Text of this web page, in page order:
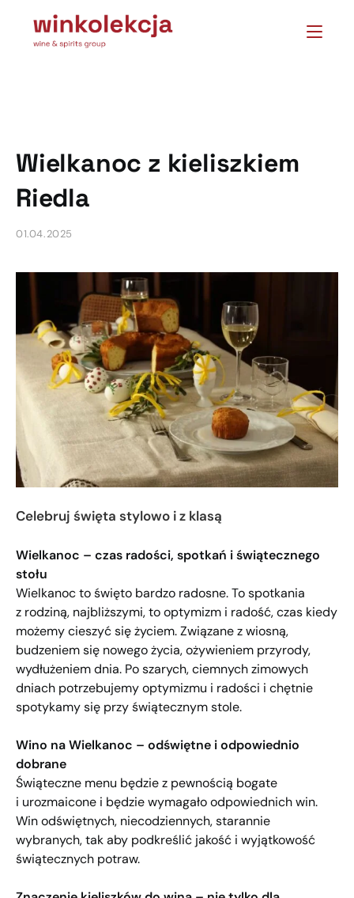
Wielkanoc z kieliszkiem
Riedla
01.04.2025
Celebruj święta stylowo i z klasą
Wielkanoc – czas radości, spotkań i świątecznego
stołu
Wielkanoc to święto bardzo radosne. To spotkania
z rodziną, najbliższymi, to optymizm i radość, czas kiedy
możemy cieszyć się życiem. Związane z wiosną,
budzeniem się nowego życia, ożywieniem przyrody,
wydłużeniem dnia. Po szarych, ciemnych zimowych
dniach potrzebujemy optymizmu i radości i chętnie
spotykamy się przy świątecznym stole.
Wino na Wielkanoc – odświętne i odpowiednio
dobrane
Świąteczne menu będzie z pewnością bogate
i urozmaicone i będzie wymagało odpowiednich win.
Win odświętnych, niecodziennych, starannie
wybranych, tak aby podkreślić jakość i wyjątkowość
świątecznych potraw.